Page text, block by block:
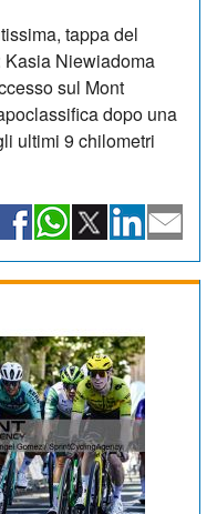
tappa del
Kasia Niewiadoma
sul Mont
dopo una
ultimi 9 chilometri